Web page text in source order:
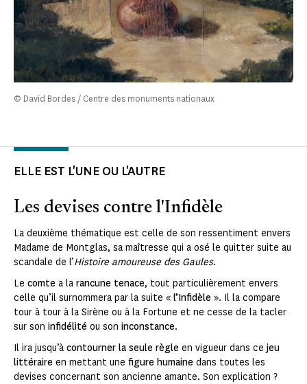
© David Bordes / Centre des monuments nationaux
ELLE EST L'UNE OU L'AUTRE
Les devises contre l'Infidèle
La deuxième thématique est celle de son ressentiment envers
Madame de Montglas, sa maîtresse qui a osé le quitter suite au
scandale de l’Histoire amoureuse des Gaules.
Le comte a la rancune tenace, tout particulièrement envers
celle qu’il surnommera par la suite « l’Infidèle ». Il la compare
tour à tour à la Sirène ou à la Fortune et ne cesse de la tacler
sur son infidélité ou son inconstance.
Il ira jusqu’à contourner la seule règle en vigueur dans ce jeu
littéraire en mettant une figure humaine dans toutes les
devises concernant son ancienne amante. Son explication ?